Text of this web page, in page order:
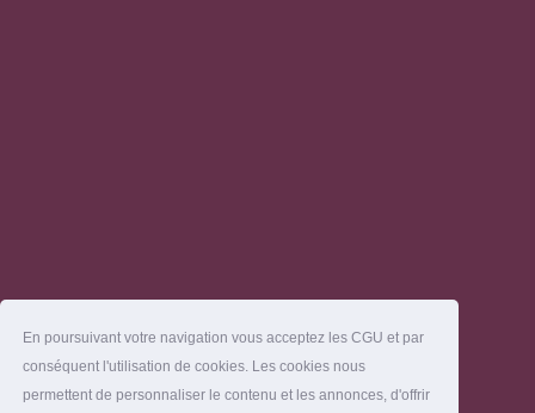
En poursuivant votre navigation vous acceptez les CGU et par
conséquent l'utilisation de cookies. Les cookies nous
permettent de personnaliser le contenu et les annonces, d'offrir